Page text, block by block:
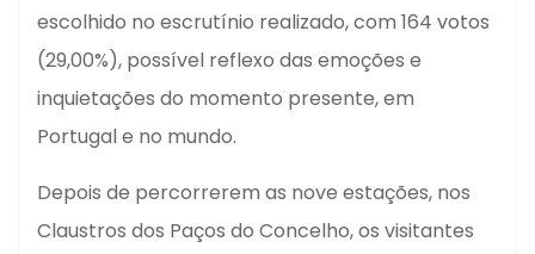
escolhido no escrutínio realizado, com 164 votos
(29,00%), possível reflexo das emoções e
inquietações do momento presente, em
Portugal e no mundo.
Depois de percorrerem as nove estações, nos
Claustros dos Paços do Concelho, os visitantes